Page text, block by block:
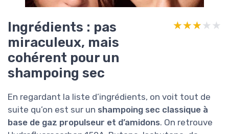
Ingrédients : pas
miraculeux, mais
cohérent pour un
shampoing sec
★★★★★
★★★★★
En regardant la liste d’ingrédients, on voit tout de
suite qu’on est sur un shampoing sec classique à
base de gaz propulseur et d’amidons. On retrouve